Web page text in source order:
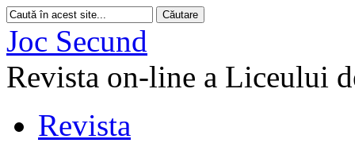
Joc Secund
Revista on-line a Liceului
Revista